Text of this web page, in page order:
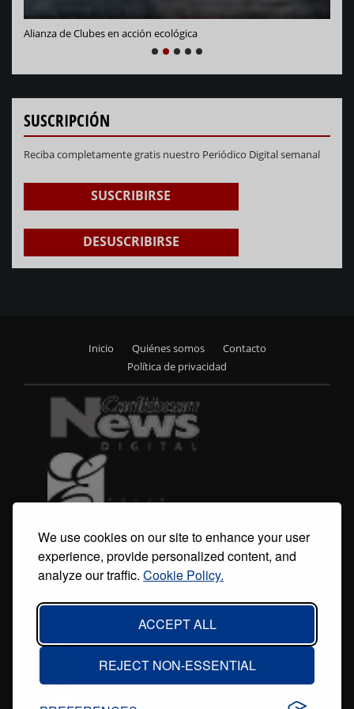
We use cookies on our site to enhance your user
experience, provide personalized content, and
analyze our traffic. Cookie Policy.
ACCEPT ALL
REJECT NON-ESSENTIAL
Alianza de Clubes en acción ecológica
PREVIOUS
SUSCRIPCIÓN
Reciba completamente gratis nuestro Periódico Digital semanal
SUSCRIBIRSE
DESUSCRIBIRSE
menu
Inicio Quiénes somos
Contacto
Política de privacidad